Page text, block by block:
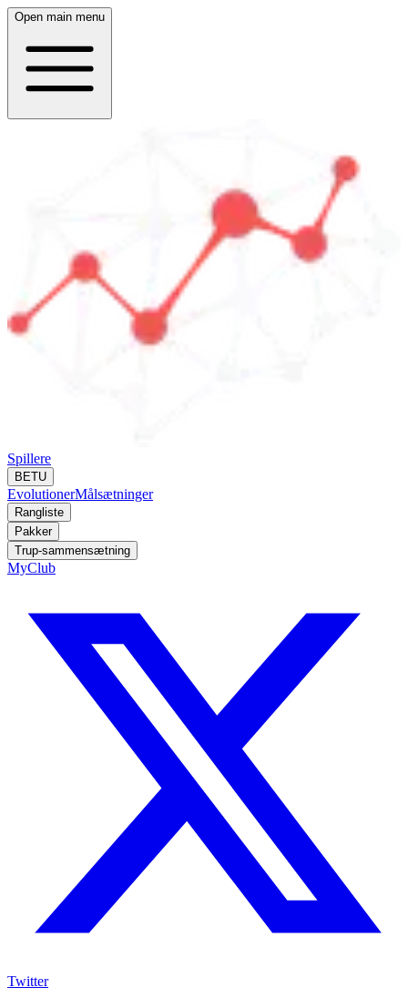
Open main menu
Spillere
BETU
EvolutionerMålsætninger
Rangliste
Pakker
Trup-sammensætning
MyClub
Twitter